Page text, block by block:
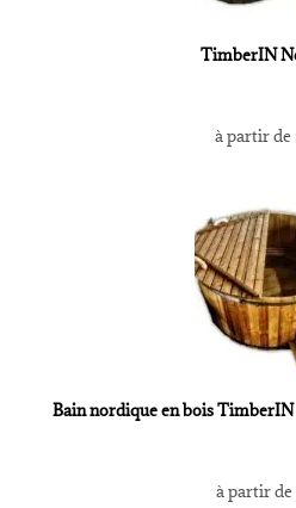
TimberIN
à partir de
Bain nordique en bois
à partir de